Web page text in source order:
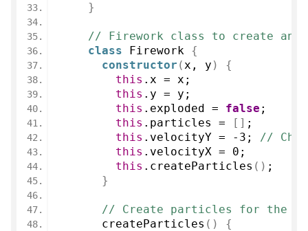
}
// Firework class to create and
class Firework {
constructor (x, y )
{
this . x = x;
this . y = y;
this . exploded = false ;
this . particles = [ ] ;
this . velocityY = -3 ; //
this . velocityX = 0 ;
this . createParticles ( ) ;
}
// Create particles for the
createParticles ( )
{